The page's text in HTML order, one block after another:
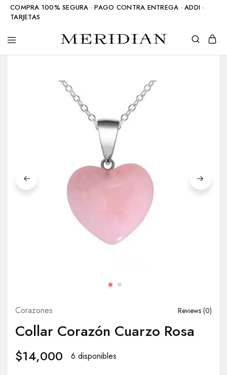
COMPRA 100% SEGURA · PAGO CONTRA ENTREGA · ADDI ·
TARJETAS
Meridian
Accesorios
natural
Corazones Reviews (0)
Collar Corazón Cuarzo Rosa
$14,000 6 disponibles